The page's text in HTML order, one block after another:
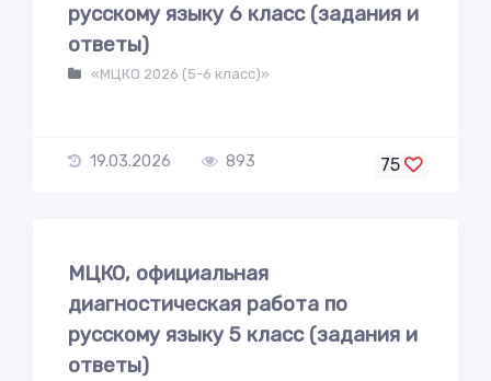
русскому языку 6 класс (задания и
ответы)
«МЦКО 2026 (5-6 класс)»
19.03.2026 893 75
МЦКО, официальная
диагностическая работа по
русскому языку 5 класс (задания и
ответы)